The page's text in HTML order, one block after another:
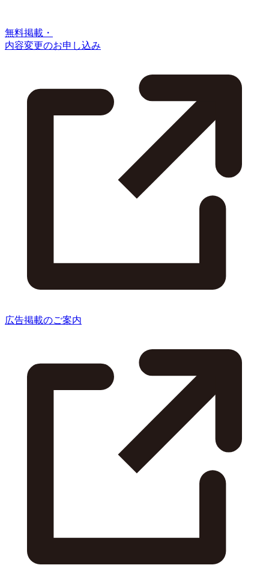
無料掲載・
内容変更のお申し込み
広告掲載のご案内